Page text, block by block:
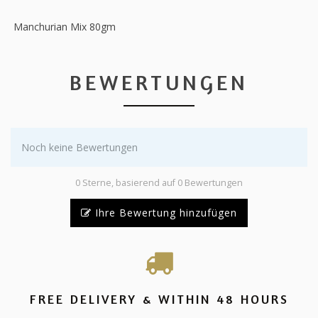
Manchurian Mix 80gm
BEWERTUNGEN
Noch keine Bewertungen
0 Sterne, basierend auf 0 Bewertungen
Ihre Bewertung hinzufügen
FREE DELIVERY & WITHIN 48 HOURS